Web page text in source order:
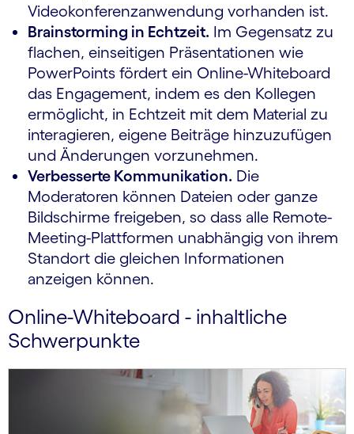
Videokonferenzanwendung vorhanden ist.
Brainstorming in Echtzeit. Im Gegensatz zu
flachen, einseitigen Präsentationen wie
PowerPoints fördert ein Online-Whiteboard
das Engagement, indem es den Kollegen
ermöglicht, in Echtzeit mit dem Material zu
interagieren, eigene Beiträge hinzuzufügen
und Änderungen vorzunehmen.
Verbesserte Kommunikation. Die
Moderatoren können Dateien oder ganze
Bildschirme freigeben, so dass alle Remote-
Meeting-Plattformen unabhängig von ihrem
Standort die gleichen Informationen
anzeigen können.
Online-Whiteboard - inhaltliche
Schwerpunkte